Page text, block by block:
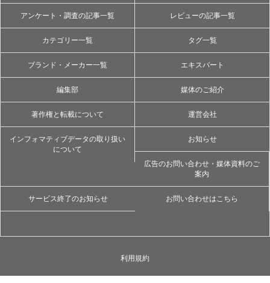
アンケート・調査の記事一覧 レビューの記事一覧
カテゴリー一覧 タグ一覧
ブランド・メーカー一覧 エキスパート
編集部 媒体のご紹介
著作権と転載について 運営会社
インフォマティブデータの取り扱い
について
お知らせ
広告のお問い合わせ・媒体資料のご
案内
サービス終了のお知らせ お問い合わせはこちら
利用規約